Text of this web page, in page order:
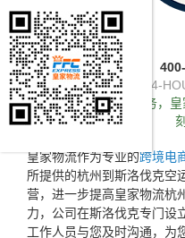
24-
独家推出24小时服务，
皇家物流作为专业的跨境电
所提供的杭州到斯洛伐克空
营，进一步提高皇家物流杭
力，公司在斯洛伐克专门设
工作人员与您及时沟通，为